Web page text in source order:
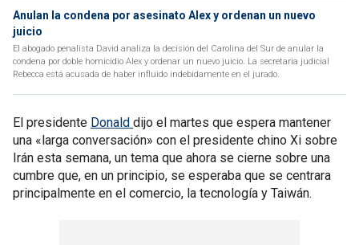
Anulan la condena por asesinato Alex y ordenan un nuevo
juicio
El abogado penalista David analiza la decisión del Carolina del Sur de anular la
condena por doble homicidio Alex y ordenar un nuevo juicio. La secretaria judicial
Rebecca está acusada de haber influido indebidamente en el jurado.
El presidente Donald dijo el martes que espera mantener
una «larga conversación» con el presidente chino Xi sobre
Irán esta semana, un tema que ahora se cierne sobre una
cumbre que, en un principio, se esperaba que se centrara
principalmente en el comercio, la tecnología y Taiwán.